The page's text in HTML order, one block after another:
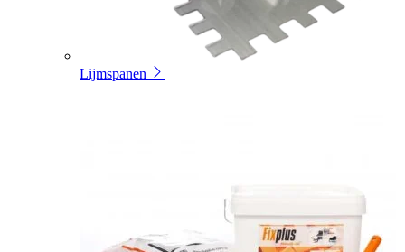
Lijmspanen